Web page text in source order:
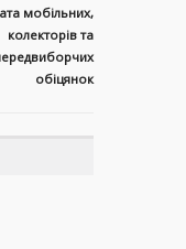
мобільних,
колекторів та
обіцянок